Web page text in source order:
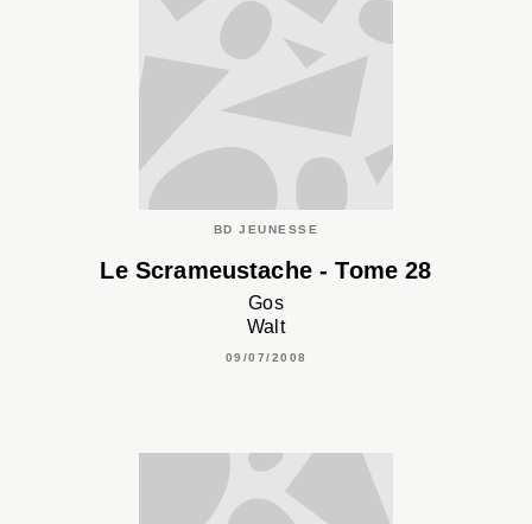
BD JEUNESSE
Le Scrameustache - Tome 28
Gos
Walt
09/07/2008